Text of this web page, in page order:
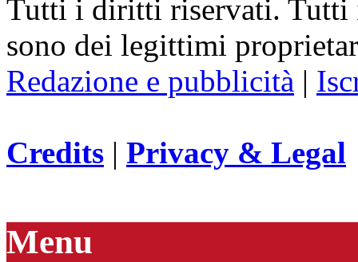
Tutti i diritti riservati. Tutti
sono dei legittimi
Redazione e pubblicità |
Credits | Privacy & Legal
Menu